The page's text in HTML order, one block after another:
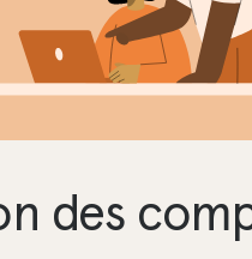
des